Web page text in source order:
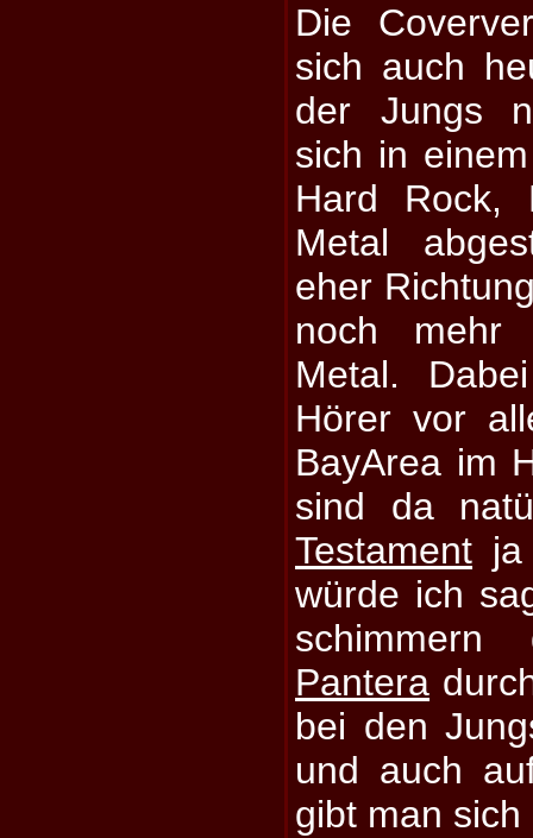
Die
sich auch
der Jungs
sich in
Hard Rock,
Metal
eher
noch mehr
Metal.
Hörer vor
BayArea im
sind da
Testament
würde ich
Pantera
bei den
und auch
gibt man